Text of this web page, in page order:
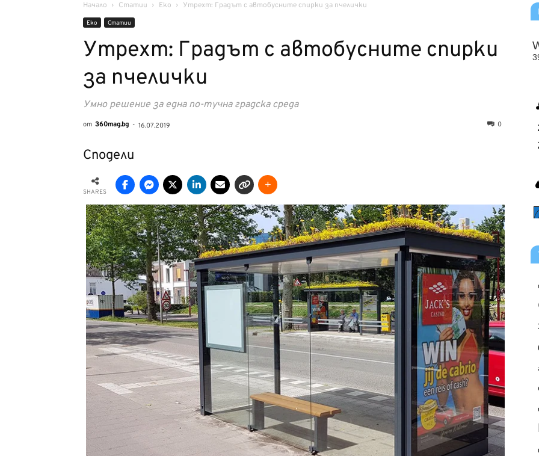
Начало Статии Еко Утрехт: Градът с автобусните спирки за пчелички
Еко Статии
Утрехт: Градът с автобусните спирки
за пчелички
Умно решение за една по-тучна градска среда
от 360mag.bg - 16.07.2019 0
Сподели
SHARES